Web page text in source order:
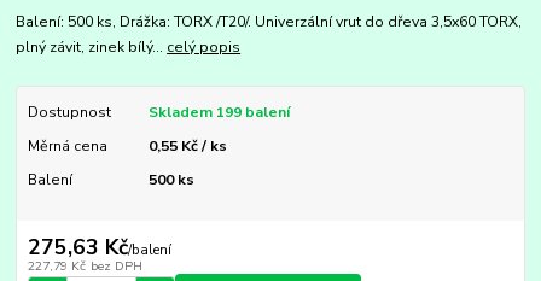
Balení: 500 ks, Drážka: TORX /T20/. Univerzální vrut do dřeva 3,5x60 TORX,
plný závit, zinek bílý... celý popis
Dostupnost
Skladem 199 balení
Měrná cena
0,55 Kč / ks
Balení
500 ks
275,63 Kč/balení
227,79 Kč bez DPH